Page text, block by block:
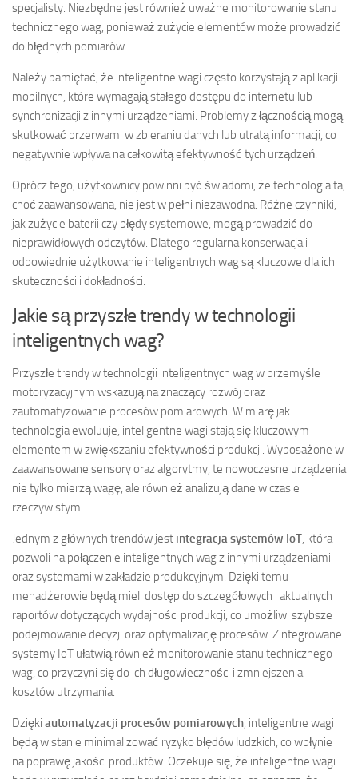
specjalisty. Niezbędne jest również uważne monitorowanie stanu
technicznego wag, ponieważ zużycie elementów może prowadzić
do błędnych pomiarów.
Należy pamiętać, że inteligentne wagi często korzystają z aplikacji
mobilnych, które wymagają stałego dostępu do internetu lub
synchronizacji z innymi urządzeniami. Problemy z łącznością mogą
skutkować przerwami w zbieraniu danych lub utratą informacji, co
negatywnie wpływa na całkowitą efektywność tych urządzeń.
Oprócz tego, użytkownicy powinni być świadomi, że technologia ta,
choć zaawansowana, nie jest w pełni niezawodna. Różne czynniki,
jak zużycie baterii czy błędy systemowe, mogą prowadzić do
nieprawidłowych odczytów. Dlatego regularna konserwacja i
odpowiednie użytkowanie inteligentnych wag są kluczowe dla ich
skuteczności i dokładności.
Jakie są przyszłe trendy w technologii
inteligentnych wag?
Przyszłe trendy w technologii inteligentnych wag w przemyśle
motoryzacyjnym wskazują na znaczący rozwój oraz
zautomatyzowanie procesów pomiarowych. W miarę jak
technologia ewoluuje, inteligentne wagi stają się kluczowym
elementem w zwiększaniu efektywności produkcji. Wyposażone w
zaawansowane sensory oraz algorytmy, te nowoczesne urządzenia
nie tylko mierzą wagę, ale również analizują dane w czasie
rzeczywistym.
Jednym z głównych trendów jest integracja systemów IoT, która
pozwoli na połączenie inteligentnych wag z innymi urządzeniami
oraz systemami w zakładzie produkcyjnym. Dzięki temu
menadżerowie będą mieli dostęp do szczegółowych i aktualnych
raportów dotyczących wydajności produkcji, co umożliwi szybsze
podejmowanie decyzji oraz optymalizację procesów. Zintegrowane
systemy IoT ułatwią również monitorowanie stanu technicznego
wag, co przyczyni się do ich długowieczności i zmniejszenia
kosztów utrzymania.
Dzięki automatyzacji procesów pomiarowych, inteligentne wagi
będą w stanie minimalizować ryzyko błędów ludzkich, co wpłynie
na poprawę jakości produktów. Oczekuje się, że inteligentne wagi